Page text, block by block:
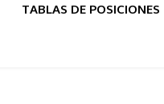
TABLAS DE POSICIONES